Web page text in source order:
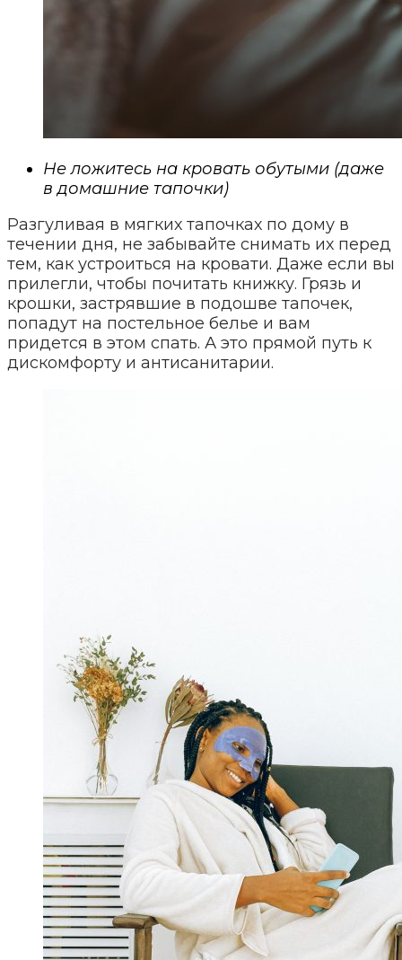
Не ложитесь на кровать обутыми (даже
в домашние тапочки)
Разгуливая в мягких тапочках по дому в
течении дня, не забывайте снимать их перед
тем, как устроиться на кровати. Даже если вы
прилегли, чтобы почитать книжку. Грязь и
крошки, застрявшие в подошве тапочек,
попадут на постельное белье и вам
придется в этом спать. А это прямой путь к
дискомфорту и антисанитарии.